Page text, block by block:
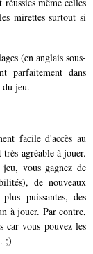
mirettes surtout si
(en anglais sous-
parfaitement dans
du jeu.
facile d'accès au
agréable à jouer.
vous gagnez de
de nouveaux
puissantes, des
à jouer. Par contre,
car vous pouvez les
;)